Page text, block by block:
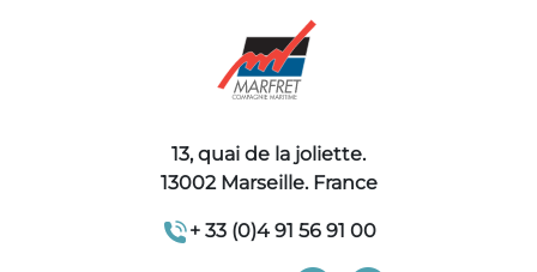
13, quai de la joliette.
13002 Marseille. France
+ 33 (0)4 91 56 91 00